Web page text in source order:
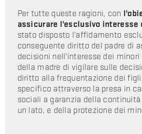
Per tutte queste ragioni, con
assicurare l'esclusivo interesse
stato disposto l'affidamento
conseguente diritto del padre di
decisioni nell'interesse dei
della madre di vigilare sulle
diritto alla frequentazione dei
specifico attraverso la presa in
sociali a garanzia della
un lato, e della protezione dei